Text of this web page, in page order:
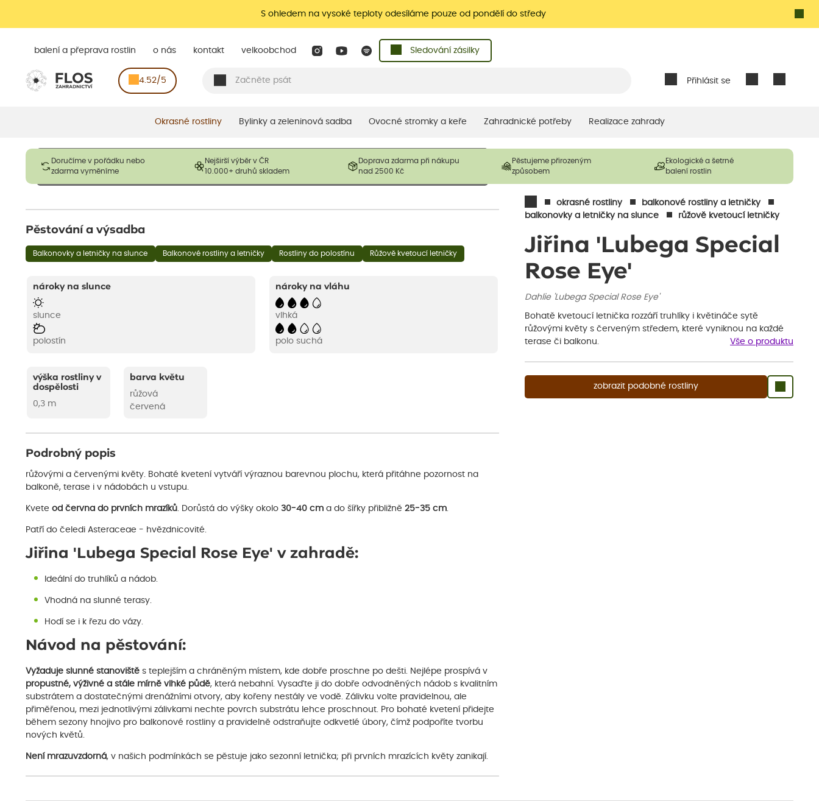
S ohledem na vysoké teploty odesíláme pouze od pondělí do středy
Přihlásit se
balení a přeprava rostlin o nás kontakt velkoobchod Sledování zásilky
4.52/5
Okrasné rostliny Bylinky a zeleninová sadba Ovocné stromky a keře Zahradnické potřeby Realizace zahrady
Doručíme v pořádku nebo
zdarma vyměníme
Nejširší výběr v ČR
10.000+ druhů skladem
Doprava zdarma při nákupu
nad 2500 Kč
Pěstujeme přirozeným
způsobem
Ekologické a šetrné
balení rostlin
okrasné rostliny
balkonové rostliny a letničky
balkonovky a letničky na slunce
růžově kvetoucí letničky
Jiřina 'Lubega Special
Rose Eye'
Dahlie 'Lubega Special Rose Eye'
Bohatě kvetoucí letnička rozzáří truhlíky i květináče sytě
růžovými květy s červeným středem, které vyniknou na každé
terase či balkonu.
Vše o produktu
zobrazit podobné rostliny
Obrázky slouží pouze pro ilustrační účely a mají reprezentovat prodávané produkty. V závislosti na sezónnosti mohou být
opadavé rostliny dodávány v dormantním stavu a bez listů. Rostliny mohou být také sestřiženy níže, než je uvedená
Pěstování a výsadba
Balkonovky a letničky na slunce Balkonové rostliny a letničky Rostliny do polostínu Růžově kvetoucí letničky
nároky na slunce
slunce
polostín
nároky na vláhu
vlhká
polo suchá
výška rostliny v
dospělosti
0,3 m
barva květu
růžová
červená
Podrobný popis
růžovými a červenými květy. Bohaté kvetení vytváří výraznou barevnou plochu, která přitáhne pozornost na
balkoně, terase i v nádobách u vstupu.
Kvete od června do prvních mrazíků. Dorůstá do výšky okolo 30-40 cm a do šířky přibližně 25-35 cm.
Patří do čeledi Asteraceae - hvězdnicovité.
Jiřina 'Lubega Special Rose Eye' v zahradě:
Ideální do truhlíků a nádob.
Vhodná na slunné terasy.
Hodí se i k řezu do vázy.
Návod na pěstování:
Vyžaduje slunné stanoviště s teplejším a chráněným místem, kde dobře proschne po dešti. Nejlépe prospívá v
propustné, výživné a stále mírně vlhké půdě, která nebahní. Vysaďte ji do dobře odvodněných nádob s kvalitním
substrátem a dostatečnými drenážními otvory, aby kořeny nestály ve vodě. Zálivku volte pravidelnou, ale
přiměřenou, mezi jednotlivými zálivkami nechte povrch substrátu lehce proschnout. Pro bohaté kvetení přidejte
během sezony hnojivo pro balkonové rostliny a pravidelně odstraňujte odkvetlé úbory, čímž podpoříte tvorbu
nových květů.
Není mrazuvzdorná, v našich podmínkách se pěstuje jako sezonní letnička; při prvních mrazících květy zanikají.